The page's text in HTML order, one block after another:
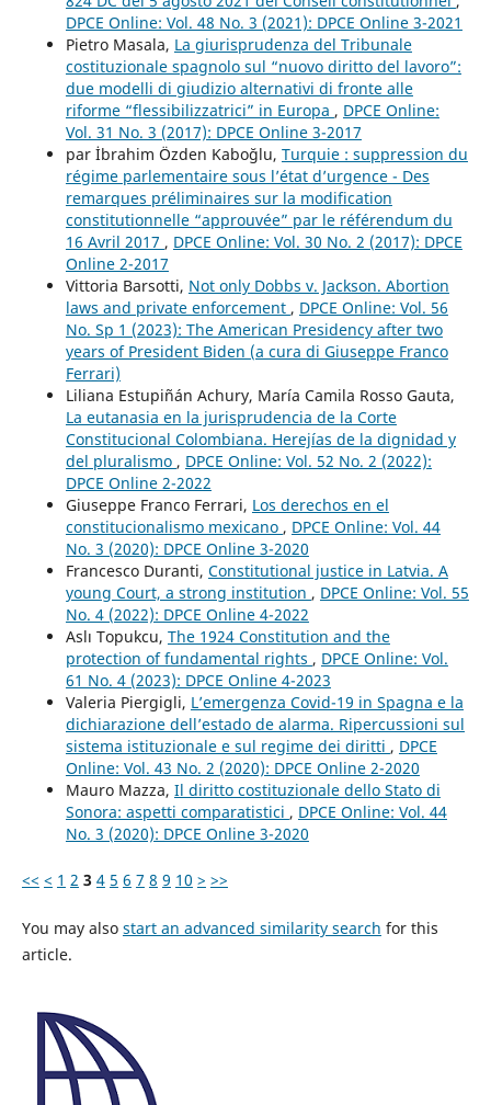
DPCE Online: Vol. 48 No. 3 (2021): DPCE Online 3-2021
Pietro Masala, La giurisprudenza del Tribunale
costituzionale spagnolo sul “nuovo diritto del lavoro”:
due modelli di giudizio alternativi di fronte alle
riforme “flessibilizzatrici” in Europa , DPCE Online:
Vol. 31 No. 3 (2017): DPCE Online 3-2017
par İbrahim Özden Kaboğlu, Turquie : suppression du
régime parlementaire sous l’état d’urgence - Des
remarques préliminaires sur la modification
constitutionnelle “approuvée” par le référendum du
16 Avril 2017 , DPCE Online: Vol. 30 No. 2 (2017): DPCE
Online 2-2017
Vittoria Barsotti, Not only Dobbs v. Jackson. Abortion
laws and private enforcement , DPCE Online: Vol. 56
No. Sp 1 (2023): The American Presidency after two
years of President Biden (a cura di Giuseppe Franco
Ferrari)
Liliana Estupiñán Achury, María Camila Rosso Gauta,
La eutanasia en la jurisprudencia de la Corte
Constitucional Colombiana. Herejías de la dignidad y
del pluralismo , DPCE Online: Vol. 52 No. 2 (2022):
DPCE Online 2-2022
Giuseppe Franco Ferrari, Los derechos en el
constitucionalismo mexicano , DPCE Online: Vol. 44
No. 3 (2020): DPCE Online 3-2020
Francesco Duranti, Constitutional justice in Latvia. A
young Court, a strong institution , DPCE Online: Vol. 55
No. 4 (2022): DPCE Online 4-2022
Aslı Topukcu, The 1924 Constitution and the
protection of fundamental rights , DPCE Online: Vol.
61 No. 4 (2023): DPCE Online 4-2023
Valeria Piergigli, L’emergenza Covid-19 in Spagna e la
dichiarazione dell’estado de alarma. Ripercussioni sul
sistema istituzionale e sul regime dei diritti , DPCE
Online: Vol. 43 No. 2 (2020): DPCE Online 2-2020
Mauro Mazza, Il diritto costituzionale dello Stato di
Sonora: aspetti comparatistici , DPCE Online: Vol. 44
No. 3 (2020): DPCE Online 3-2020
<< < 1 2 3 4 5 6 7 8 9 10 > >>
You may also start an advanced similarity search for this
article.